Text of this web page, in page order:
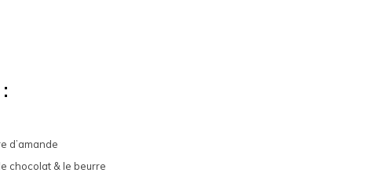
d’amande
chocolat & le beurre